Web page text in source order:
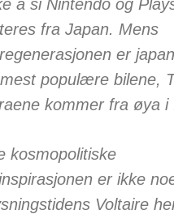
å si Nintendo og
fra Japan. Mens
er
populære bilene,
kommer fra øya i
kosmopolitiske
er ikke
Voltaire